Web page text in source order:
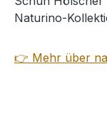
Naturino-
👉 Mehr über